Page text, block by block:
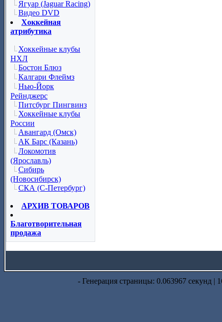
Ягуар (Jaguar Racing)
Видео DVD
Хоккейная
атрибутика
Хоккейные клубы
НХЛ
Бостон Блюз
Калгари Флеймз
Нью-Йорк
Рейнджерс
Питсбург Пингвинз
Хоккейные клубы
России
Авангард (Омск)
АК Барс (Казань)
Локомотив
(Ярославль)
Сибирь
(Новосибирск)
СКА (С-Петербург)
АРХИВ ТОВАРОВ
Благотворительная
продажа
- Генерация страницы: 0.063967 секунд